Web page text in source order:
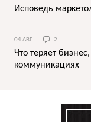
Исповедь
04 АВГ 2
Что теряет
коммуникациях